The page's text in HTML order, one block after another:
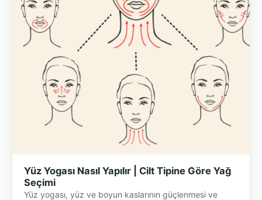
Yüz Yogası Nasıl Yapılır | Cilt Tipine Göre Yağ
Seçimi
Yüz yogası, yüz ve boyun kaslarının güçlenmesi ve